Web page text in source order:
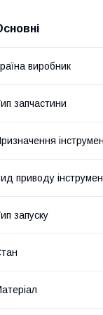
виробник
запчастини
приводу
запуску